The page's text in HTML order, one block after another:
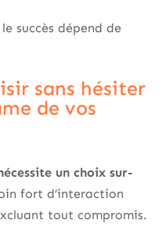
succès dépend de
sans hésiter
de vos
un choix sur-
fort d’interaction
tout compromis.